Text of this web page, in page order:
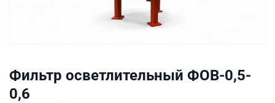
Фильтр осветлительный ФОВ-0,5-
0,6